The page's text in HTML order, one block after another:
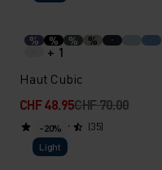
% % % %
+ 1
Haut Cubic
CHF 48.95CHF 70.00
(35)
-20%
Light